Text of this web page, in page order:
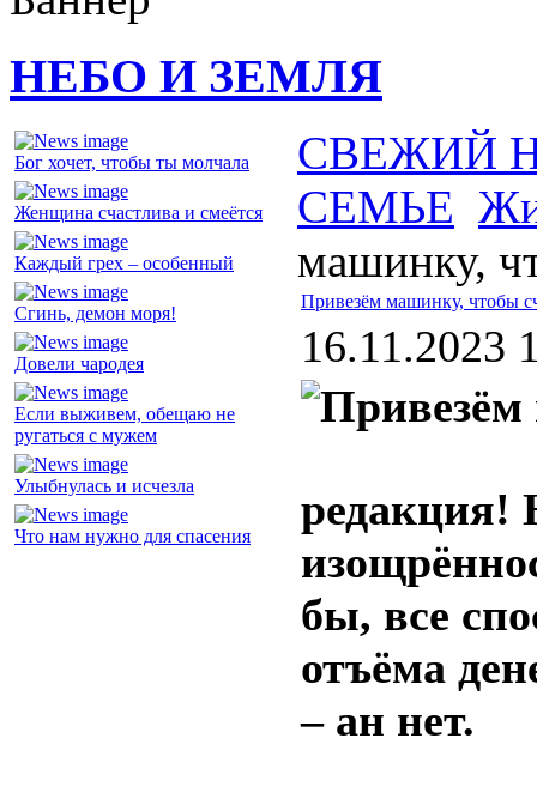
НЕБО И ЗЕМЛЯ
Бог хочет, чтобы ты молчала
Женщина счастлива и смеётся
Каждый грех – особенный
Сгинь, демон моря!
Довели чародея
Если выживем, обещаю не
ругаться с мужем
Улыбнулась и исчезла
Что нам нужно для спасения
СВЕЖИЙ
СЕМЬЕ
машинку,
Привезём машинку, чтобы
16.11.2023
редакция!
бы, все
отъёма
– ан нет.